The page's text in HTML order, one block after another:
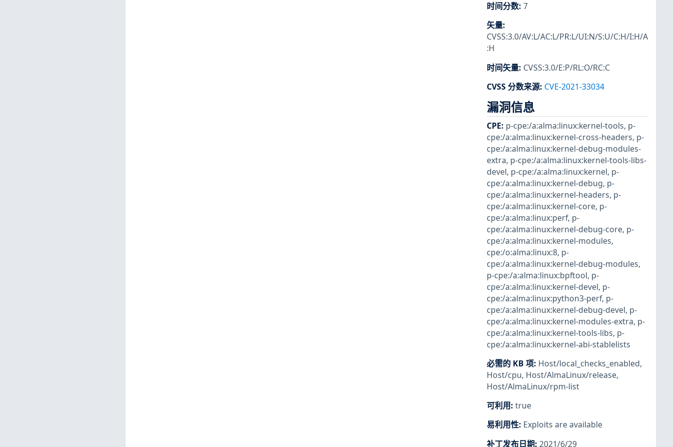
时间分数: 7
矢量:
CVSS:3.0/AV:L/AC:L/PR:L/UI:N/S:U/C:H/I:H/A
:H
时间矢量: CVSS:3.0/E:P/RL:O/RC:C
CVSS 分数来源: CVE-2021-33034
漏洞信息
CPE: p-cpe:/a:alma:linux:kernel-tools, p-
cpe:/a:alma:linux:kernel-cross-headers, p-
cpe:/a:alma:linux:kernel-debug-modules-
extra, p-cpe:/a:alma:linux:kernel-tools-libs-
devel, p-cpe:/a:alma:linux:kernel, p-
cpe:/a:alma:linux:kernel-debug, p-
cpe:/a:alma:linux:kernel-headers, p-
cpe:/a:alma:linux:kernel-core, p-
cpe:/a:alma:linux:perf, p-
cpe:/a:alma:linux:kernel-debug-core, p-
cpe:/a:alma:linux:kernel-modules,
cpe:/o:alma:linux:8, p-
cpe:/a:alma:linux:kernel-debug-modules,
p-cpe:/a:alma:linux:bpftool, p-
cpe:/a:alma:linux:kernel-devel, p-
cpe:/a:alma:linux:python3-perf, p-
cpe:/a:alma:linux:kernel-debug-devel, p-
cpe:/a:alma:linux:kernel-modules-extra, p-
cpe:/a:alma:linux:kernel-tools-libs, p-
cpe:/a:alma:linux:kernel-abi-stablelists
必需的 KB 项: Host/local_checks_enabled,
Host/cpu, Host/AlmaLinux/release,
Host/AlmaLinux/rpm-list
可利用: true
易利用性: Exploits are available
补丁发布日期: 2021/6/29